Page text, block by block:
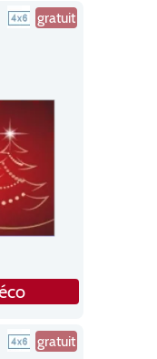
gratuit
gratuit